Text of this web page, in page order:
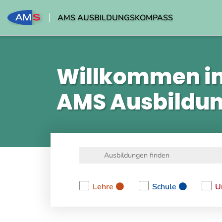
AMS AUSBILDUNGSKOMPASS
Willkommen
AMS
Lehre
Schule